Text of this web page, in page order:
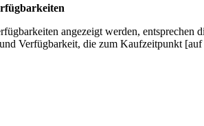
angezeigt werden,
Verfügbarkeit, die zum Kaufzeitpunkt